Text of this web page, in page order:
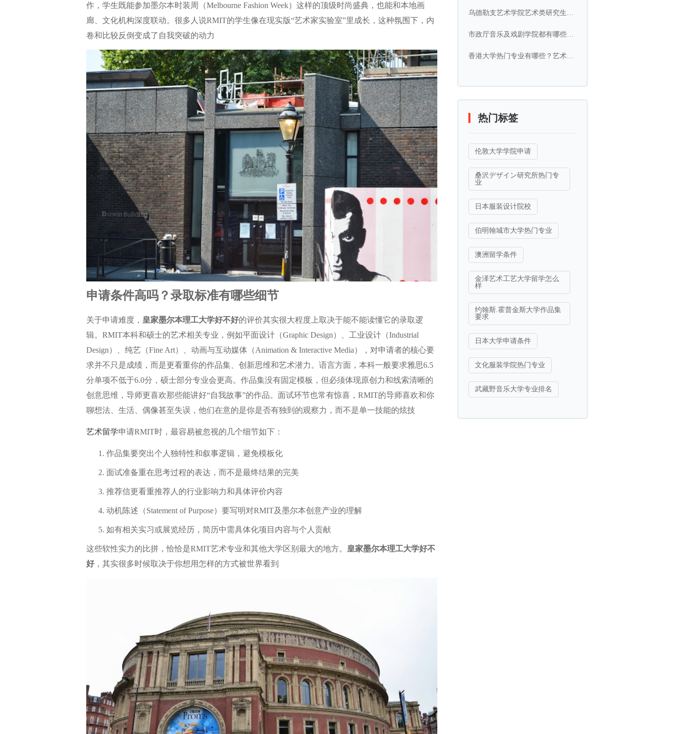
作，学生既能参加墨尔本时装周（Melbourne Fashion Week）这样的顶级时尚盛典，也能和本地画
廊、文化机构深度联动。很多人说RMIT的学生像在现实版“艺术家实验室”里成长，这种氛围下，内
卷和比较反倒变成了自我突破的动力
申请条件高吗？录取标准有哪些细节
关于申请难度， 皇家墨尔本理工大学好不好的评价其实很大程度上取决于能不能读懂它的录取逻
辑。RMIT本科和硕士的艺术相关专业，例如平面设计（Graphic Design）、工业设计（Industrial
Design）、纯艺（Fine Art）、动画与互动媒体（Animation & Interactive Media），对申请者的核心要
求并不只是成绩，而是更看重你的作品集、创新思维和艺术潜力。语言方面，本科一般要求雅思6.5
分单项不低于6.0分，硕士部分专业会更高。作品集没有固定模板，但必须体现原创力和线索清晰的
创意思维，导师更喜欢那些能讲好“自我故事”的作品。面试环节也常有惊喜，RMIT的导师喜欢和你
聊想法、生活、偶像甚至失误，他们在意的是你是否有独到的观察力，而不是单一技能的炫技
艺术留学申请RMIT时，最容易被忽视的几个细节如下：
作品集要突出个人独特性和叙事逻辑，避免模板化
面试准备重在思考过程的表达，而不是最终结果的完美
推荐信更看重推荐人的行业影响力和具体评价内容
动机陈述（Statement of Purpose）要写明对RMIT及墨尔本创意产业的理解
如有相关实习或展览经历，简历中需具体化项目内容与个人贡献
这些软性实力的比拼，恰恰是RMIT艺术专业和其他大学区别最大的地方。 皇家墨尔本理工大学好不
好，其实很多时候取决于你想用怎样的方式被世界看到
乌德勒支艺术学院艺术类研究生怎么申请？申请条件有哪些？
市政厅音乐及戏剧学院都有哪些专业？
香港大学热门专业有哪些？艺术类专业方向
热门标签
伦敦大学学院申请
桑沢デザイン研究所热门专
业
日本服装设计院校
伯明翰城市大学热门专业
澳洲留学条件
金泽艺术工艺大学留学怎么
样
约翰斯.霍普金斯大学作品集
要求
日本大学申请条件
文化服装学院热门专业
武藏野音乐大学专业排名